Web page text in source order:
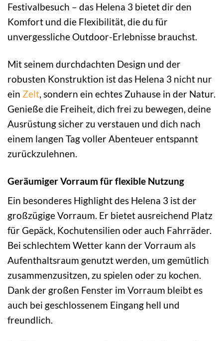
Festivalbesuch – das Helena 3 bietet dir den
Komfort und die Flexibilität, die du für
unvergessliche Outdoor-Erlebnisse brauchst.
Mit seinem durchdachten Design und der
robusten Konstruktion ist das Helena 3 nicht nur
ein Zelt, sondern ein echtes Zuhause in der Natur.
Genieße die Freiheit, dich frei zu bewegen, deine
Ausrüstung sicher zu verstauen und dich nach
einem langen Tag voller Abenteuer entspannt
zurückzulehnen.
Geräumiger Vorraum für flexible Nutzung
Ein besonderes Highlight des Helena 3 ist der
großzügige Vorraum. Er bietet ausreichend Platz
für Gepäck, Kochutensilien oder auch Fahrräder.
Bei schlechtem Wetter kann der Vorraum als
Aufenthaltsraum genutzt werden, um gemütlich
zusammenzusitzen, zu spielen oder zu kochen.
Dank der großen Fenster im Vorraum bleibt es
auch bei geschlossenem Eingang hell und
freundlich.